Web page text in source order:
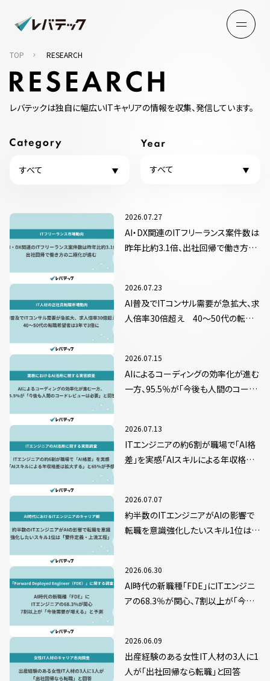
TOP RESEARCH
レバテックは独自に幅広いITキャリアの情報を収集、発信しています。
すべて すべて
2026.07.27
AI・DX関連のITフリーランス案件数は
昨年比約3.1倍、出社回帰で働き方の
2026.07.23
AI普及でITコンサル需要が急拡大、求
人倍率30倍超え 40～50代の転職
2026.07.15
AIによるコーディングの効率化が進む
一方、95.5％が「今後も人間のコード
2026.07.13
ITエンジニアの約6割が職場で「AI格
差」を実感「AIスキルによる年収格差
2026.07.07
約半数のITエンジニアがAIの影響で
転職を意識強化したいスキル1位は
2026.06.30
AI時代の新職種「FDE」にITエンジニ
アの68.3％が関心、7割以上が「今後
2026.06.09
出産経験のある女性IT人材の3人に1
人が「出社回帰なら転職」と回答